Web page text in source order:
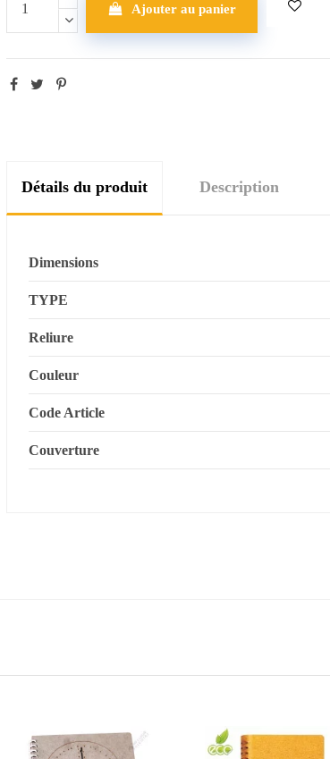
Ajouter au panier
Détails du produit Description
Dimensions
TYPE
Reliure
Couleur
Code Article
Couverture